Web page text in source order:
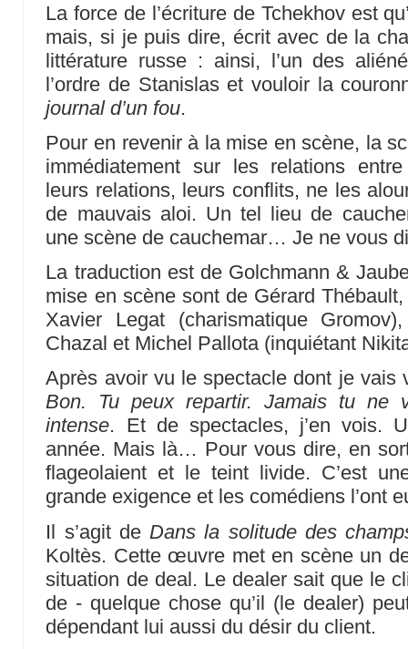
La force de l’écriture de Tchekhov est
mais, si je puis dire, écrit avec de la
littérature russe : ainsi, l’un des
l’ordre de Stanislas et vouloir la
journal d’un fou.
Pour en revenir à la mise en scène, la
immédiatement sur les relations
leurs relations, leurs conflits, ne les
de mauvais aloi. Un tel lieu de
une scène de cauchemar… Je ne vous
La traduction est de Golchmann &
mise en scène sont de Gérard
Xavier Legat (charismatique
Chazal et Michel Pallota (inquiétant
Après avoir vu le spectacle dont je vais
Bon. Tu peux repartir. Jamais tu ne
intense. Et de spectacles, j’en vois.
année. Mais là… Pour vous dire, en
flageolaient et le teint livide. C’est
grande exigence et les comédiens l’ont
Il s’agit de Dans la solitude des
Koltès. Cette œuvre met en scène un
situation de deal. Le dealer sait que le
de - quelque chose qu’il (le dealer)
dépendant lui aussi du désir du client.